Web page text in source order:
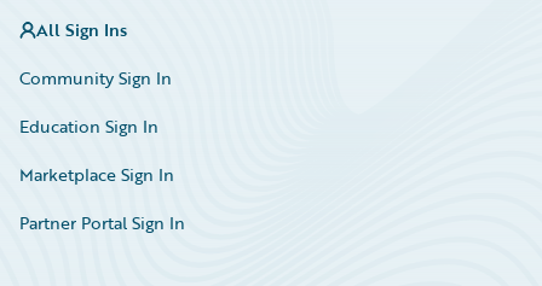
All Sign Ins
Community Sign In
Education Sign In
Marketplace Sign In
Partner Portal Sign In